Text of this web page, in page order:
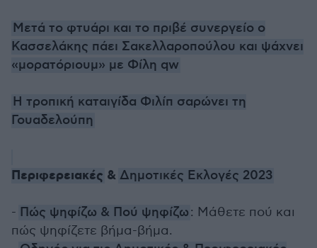
Μετά το φτυάρι και το πριβέ συνεργείο ο
Κασσελάκης πάει Σακελλαροπούλου και ψάχνει
«μορατόριουμ» με Φίλη qw
Η τροπική καταιγίδα Φιλίπ σαρώνει τη
Γουαδελούπη
Περιφερειακές & Δημοτικές Εκλογές 2023
- Πώς ψηφίζω & Πού ψηφίζω: Μάθετε πού και
πώς ψηφίζετε βήμα-βήμα.